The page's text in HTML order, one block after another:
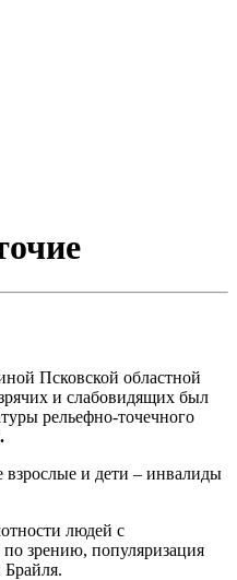
Псковской областной
и слабовидящих был
рельефно-точечного
и дети – инвалиды
людей с
зрению, популяризация